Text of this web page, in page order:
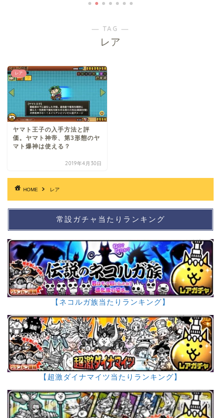
― TAG ―
レア
レア
ヤマト王子の入手方法と評
価。ヤマト神帝、第3形態のヤ
マト爆神は使える？
2019年4月30日
HOME レア
常設ガチャ当たりランキング
【ネコルガ族当たりランキング】
【超激ダイナマイツ当たりランキング】